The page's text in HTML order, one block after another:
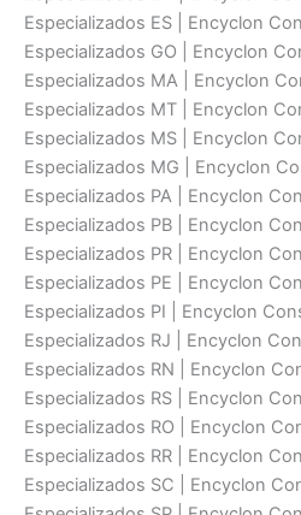
Especializados ES | Encyclon
Especializados GO | Encyclon
Especializados MA | Encyclon
Especializados MT | Encyclon
Especializados MS | Encyclon
Especializados MG | Encyclon
Especializados PA | Encyclon
Especializados PB | Encyclon
Especializados PR | Encyclon
Especializados PE | Encyclon
Especializados PI | Encyclon
Especializados RJ | Encyclon
Especializados RN | Encyclon
Especializados RS | Encyclon
Especializados RO | Encyclon
Especializados RR | Encyclon
Especializados SC | Encyclon